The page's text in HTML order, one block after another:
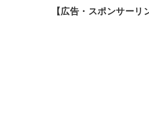
【広告・スポンサーリ